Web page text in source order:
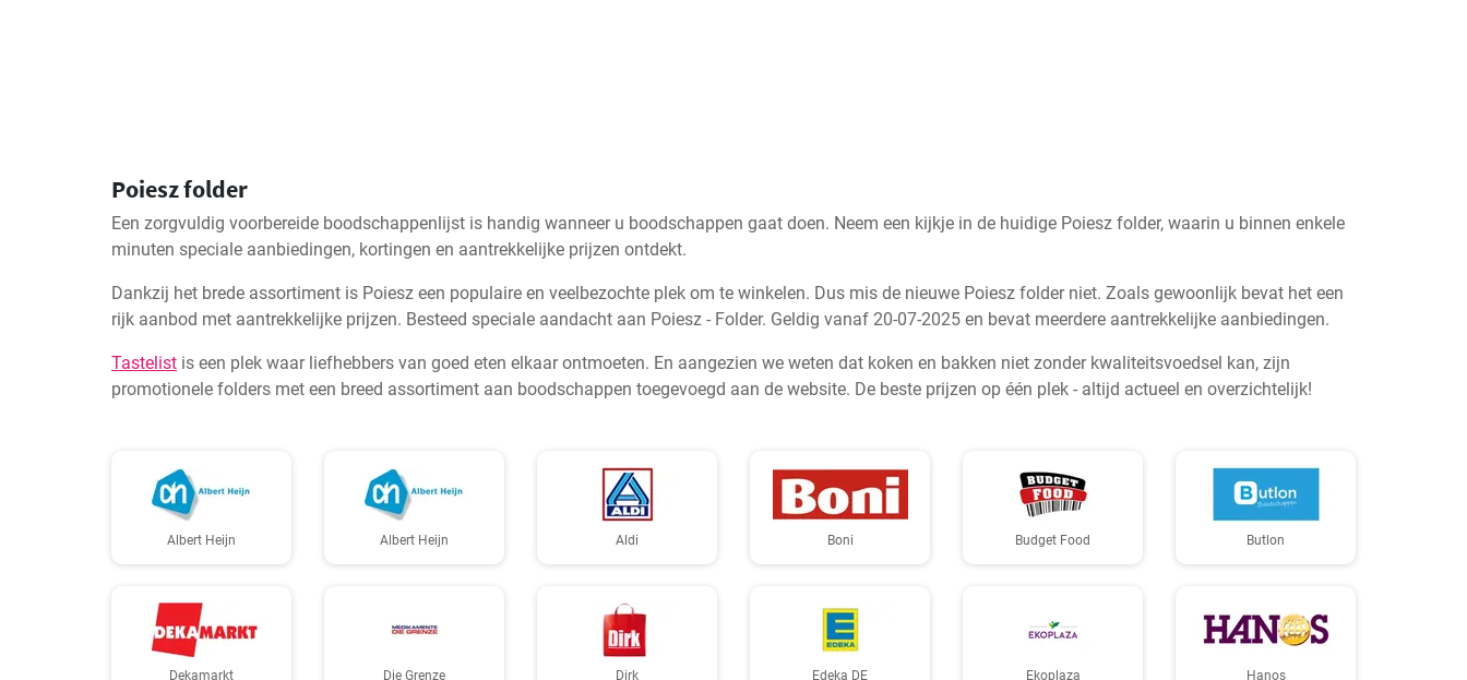
Poiesz folder
Een zorgvuldig voorbereide boodschappenlijst is handig wanneer u boodschappen gaat doen. Neem een kijkje in de huidige Poiesz folder, waarin u binnen enkele
minuten speciale aanbiedingen, kortingen en aantrekkelijke prijzen ontdekt.
Dankzij het brede assortiment is Poiesz een populaire en veelbezochte plek om te winkelen. Dus mis de nieuwe Poiesz folder niet. Zoals gewoonlijk bevat het een
rijk aanbod met aantrekkelijke prijzen. Besteed speciale aandacht aan Poiesz - Folder. Geldig vanaf 20-07-2025 en bevat meerdere aantrekkelijke aanbiedingen.
Tastelist is een plek waar liefhebbers van goed eten elkaar ontmoeten. En aangezien we weten dat koken en bakken niet zonder kwaliteitsvoedsel kan, zijn
promotionele folders met een breed assortiment aan boodschappen toegevoegd aan de website. De beste prijzen op één plek - altijd actueel en overzichtelijk!
Albert Heijn Albert Heijn Aldi Boni Budget Food Butlon
Dekamarkt Die Grenze Dirk Edeka DE Ekoplaza Hanos